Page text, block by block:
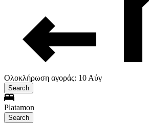
Ολοκλήρωση αγοράς: 10 Αύγ
Search
Platamon
Search